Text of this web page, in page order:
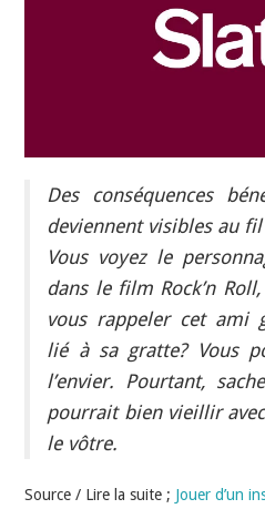
Des conséquences
deviennent visibles au fil
Vous voyez le
dans le film Rock’n
vous rappeler cet ami
lié à sa gratte? Vous
l’envier. Pourtant,
pourrait bien vieillir
le vôtre.
Source / Lire la suite ; Jouer d’un